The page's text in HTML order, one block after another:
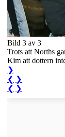
Bild 3 av 3
Trots att Norths
Kim att dottern
❯
❮ ❯
❮ ❯